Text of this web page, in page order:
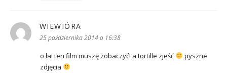
WIEWIÓRA
25 października 2014 o 16:38
o ła! ten film muszę zobaczyć! a tortille zjeść
pyszne
zdjęcia